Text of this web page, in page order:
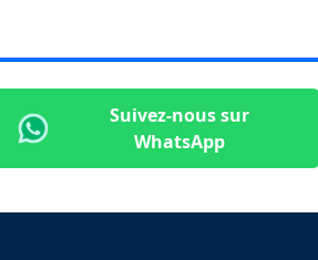
Suivez-nous sur
WhatsApp